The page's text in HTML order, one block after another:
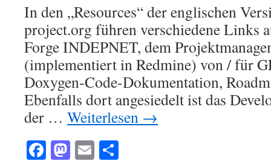
In den „Resources“ der englischen
project.org führen verschiedene Links
Forge INDEPNET, dem
(implementiert in Redmine) von / für
Doxygen-Code-Dokumentation,
Ebenfalls dort angesiedelt ist das
der … Weiterlesen →
Facebook
Mastodon
Email